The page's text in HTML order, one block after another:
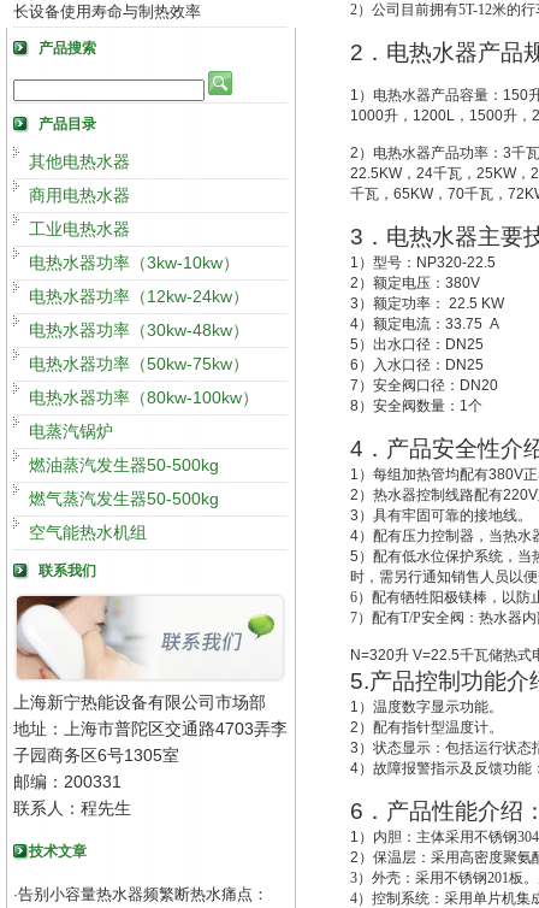
长设备使用寿命与制热效率
产品搜索
产品目录
其他电热水器
商用电热水器
工业电热水器
电热水器功率（3kw-10kw）
电热水器功率（12kw-24kw）
电热水器功率（30kw-48kw）
电热水器功率（50kw-75kw）
电热水器功率（80kw-100kw）
电蒸汽锅炉
燃油蒸汽发生器50-500kg
燃气蒸汽发生器50-500kg
空气能热水机组
联系我们
上海新宁热能设备有限公司市场部
地址：上海市普陀区交通路4703弄李
子园商务区6号1305室
邮编：200331
联系人：程先生
技术文章
·告别小容量热水器频繁断热水痛点：
2）公司目前拥有5T-12米的
2 ．电热水器产品
1 ）电热水器产品容量： 150
1000升 ， 1200L ， 1500升 ，
2 ）电热水器产品功率： 3千
22.5KW， 24千瓦， 25KW，
千瓦， 65KW， 70千瓦，
3 ．电热水器主要
1 ）型号： NP320-22.5
2 ）额定电压： 380V
3 ）额定功率： 22.5 KW
4）额定电流： 33.75 A
5 ）出水口径： DN25
6 ）入水口径： DN25
7 ）安全阀口径： DN20
8）安全阀数量： 1个
4 ．产品安全性介
1 ）每组加热管均配有380V
2 ）热水器控制线路配有220V
3 ）具有牢固可靠的接地线。
4）配有压力控制器，当热水
5 ）配有低水位保护系统， 当
时，需另行通知销售人员以
6）配有牺牲阳极镁棒，以防
7）配有T/P安全阀：热水器
N=320升 V=22.5千瓦储热式
5.产品控制功能介
1 ）温度数字显示功能。
2 ）配有指针型温度计。
3 ）状态显示：包括运行状
4）故障报警指示及反馈功
6 ．产品性能介绍
1 ） 内胆：主体采用不锈钢
2 ） 保温层：采用高密度聚氨
3）外壳：采用不锈钢201板
4）控制系统：采用单片机集